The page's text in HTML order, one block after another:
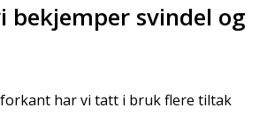
bekjemper svindel og
forkant har vi tatt i bruk flere tiltak